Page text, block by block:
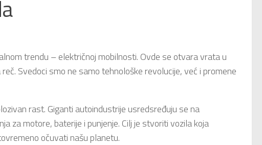
trendu – električnoj mobilnosti. Ovde se otvara vrata u
Svedoci smo ne samo tehnološke revolucije, već i promene
rast. Giganti autoindustrije usredsređuju se na
za motore, baterije i punjenje. Cilj je stvoriti vozila koja
očuvati našu planetu.